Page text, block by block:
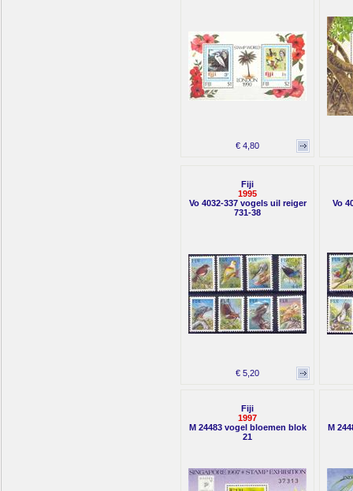
€ 4,80
Fiji
1995
Vo 4032-337 vogels uil reiger
731-38
€ 5,20
Vo
Fiji
1997
M 24483 vogel bloemen blok
21
M